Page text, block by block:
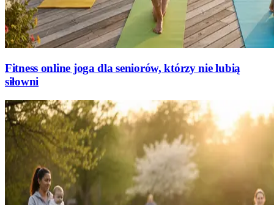
Fitness online joga dla seniorów, którzy nie lubią
siłowni